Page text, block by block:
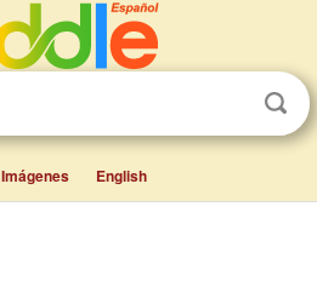
Imágenes English